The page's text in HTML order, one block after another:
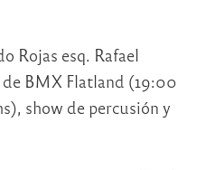
Rojas esq. Rafael
BMX Flatland (19:00
show de percusión y